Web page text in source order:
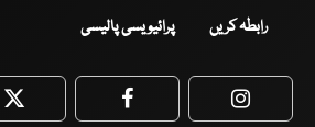
رابطہ کریں پرائیویسی پالیسی
Twitter Facebook